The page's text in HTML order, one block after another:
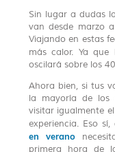
Sin lugar a dudas
van desde marzo
Viajando en estas
más calor. Ya
oscilará sobre los
Ahora bien, si tus
la mayoría de los
visitar igualmente
experiencia. Eso
en verano
primera hora de